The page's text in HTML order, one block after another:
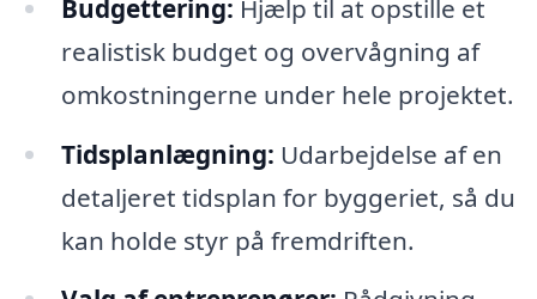
Budgettering: Hjælp til at opstille et
realistisk budget og overvågning af
omkostningerne under hele projektet.
Tidsplanlægning: Udarbejdelse af en
detaljeret tidsplan for byggeriet, så du
kan holde styr på fremdriften.